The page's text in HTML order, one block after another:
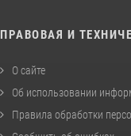
ПРАВОВАЯ И
О сайте
Об использовании
Правила обработки